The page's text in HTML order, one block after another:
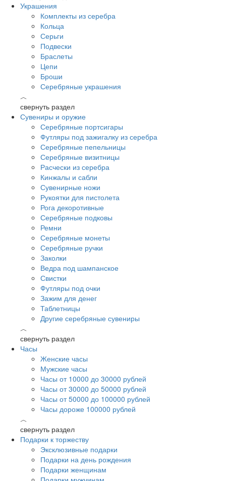
Украшения
Комплекты из серебра
Кольца
Серьги
Подвески
Браслеты
Цепи
Броши
Серебряные украшения
︿
свернуть раздел
Сувениры и оружие
Серебряные портсигары
Футляры под зажигалку из серебра
Серебряные пепельницы
Серебряные визитницы
Расчески из серебра
Кинжалы и сабли
Сувенирные ножи
Рукоятки для пистолета
Рога декоротивные
Серебряные подковы
Ремни
Серебряные монеты
Серебряные ручки
Заколки
Ведра под шампанское
Свистки
Футляры под очки
Зажим для денег
Таблетницы
Другие серебряные сувениры
︿
свернуть раздел
Часы
Женские часы
Мужские часы
Часы от 10000 до 30000 рублей
Часы от 30000 до 50000 рублей
Часы от 50000 до 100000 рублей
Часы дороже 100000 рублей
︿
свернуть раздел
Подарки к торжеству
Эксклюзивные подарки
Подарки на день рождения
Подарки женщинам